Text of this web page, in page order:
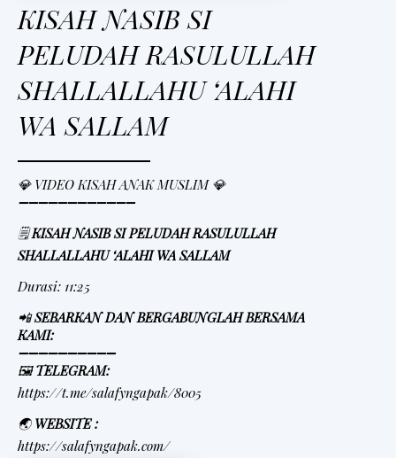
KISAH NASIB SI
PELUDAH RASULULLAH
SHALLALLAHU ‘ALAHI
WA SALLAM
💎 VIDEO KISAH ANAK MUSLIM 💎
➖➖➖➖➖➖➖➖➖➖➖➖
🗒KISAH NASIB SI PELUDAH RASULULLAH
SHALLALLAHU ‘ALAHI WA SALLAM
Durasi: 11:25
📲SEBARKAN DAN BERGABUNGLAH BERSAMA
KAMI:
➖➖➖➖➖➖➖➖➖➖
🖼TELEGRAM:
https://t.me/salafyngapak/8005
🌏 WEBSITE :
https://salafyngapak.com/